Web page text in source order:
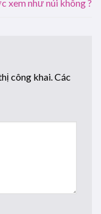
xem như núi không ?
công khai. Các